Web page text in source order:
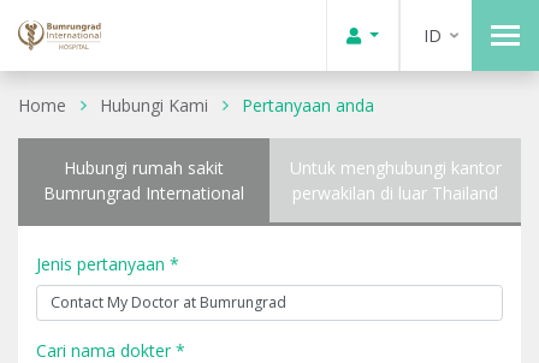
ID
Home Hubungi Kami Pertanyaan anda
Hubungi rumah sakit
Bumrungrad International
Untuk menghubungi kantor
perwakilan di luar Thailand
Jenis pertanyaan *
Cari nama dokter *